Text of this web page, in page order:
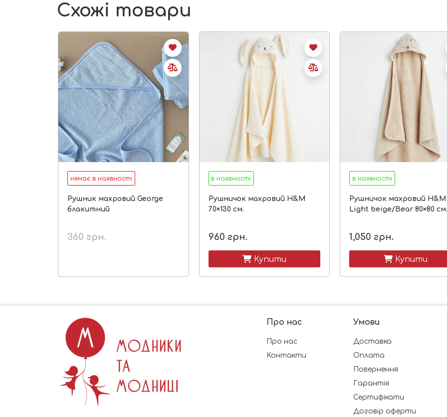
Схожі товари
немає в наявності
Рушник махровий George
блакитний
360 грн.
в наявності
Рушничок махровий H&M
70×130 см.
960 грн.
 Купити
в наявності
Рушничок махровий H&M
Light beige/Bear 80×80
1,050 грн.
 Купити
Про нас
Про нас
Контакти
Умови
Доставка
Оплата
Повернення
Гарантія
Сертифікати
Договір оферти